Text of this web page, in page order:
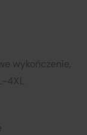
wykończenie,
4XL